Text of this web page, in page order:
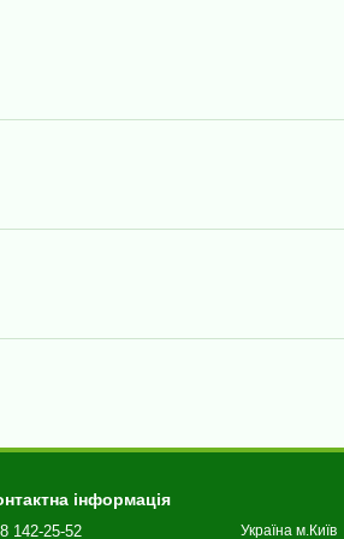
інформація
142-25-52 Україна м.Київ